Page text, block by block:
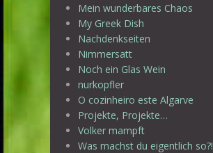
Mein wunderbares Chaos
My Greek Dish
Nachdenkseiten
Nimmersatt
Noch ein Glas Wein
nurkopfler
O cozinheiro este Algarve
Projekte, Projekte…
Volker mampft
Was machst du eigentlich so?!